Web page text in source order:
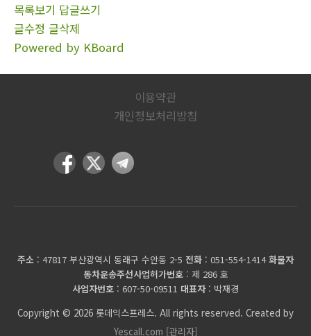
목록보기 답글쓰기
글수정 글삭제
Powered by KBoard
이용약관
개인정보처리방침
주소 : 47817 부산광역시 동래구 수안동 2-5 전화 : 051-554-1414화물자
동차운송주선사업허가번호 : 제 286 호
사업자번호 : 607-50-09511 대표자 : 박재경
Copyright © 2026 롯데익스프레스. All rights reserved. Created by
Yescall.com [관리자]